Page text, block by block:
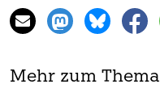
Mehr zum Thema